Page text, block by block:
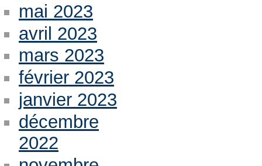
mai 2023
avril 2023
mars 2023
février 2023
janvier 2023
décembre
2022